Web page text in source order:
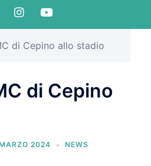
di Cepino allo stadio
di Cepino
2024 NEWS